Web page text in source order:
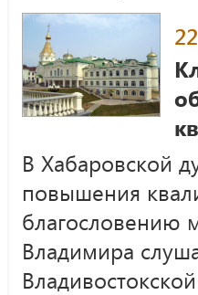
В Хабаровской
повышения
благословению
Владимира